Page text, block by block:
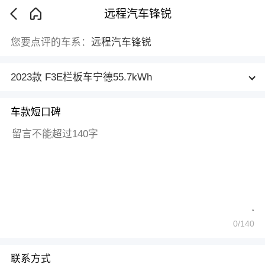
远程汽车锋锐
您要点评的车系： 远程汽车锋锐
2023款 F3E栏板车宁德55.7kWh
车款短口碑
0/140
联系方式